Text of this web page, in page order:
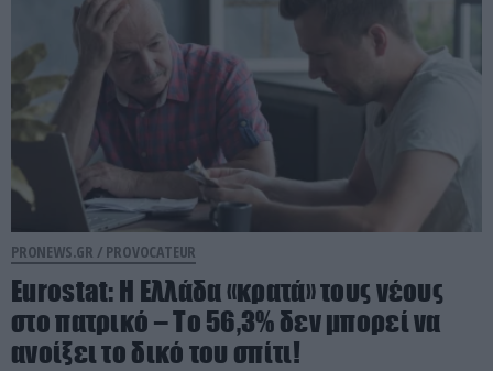
PRONEWS.GR / PROVOCATEUR
Eurostat: Η Ελλάδα «κρατά» τους νέους
στο πατρικό – Το 56,3% δεν μπορεί να
ανοίξει το δικό του σπίτι!